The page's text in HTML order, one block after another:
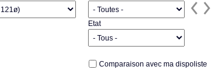
Etat
Comparaison avec ma dispoliste